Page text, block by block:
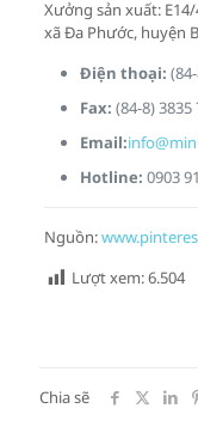
Xưởng sản xuất:
xã Đa Phước, huyện
Điện thoại:
Fax: (84-8) 3835
Email:
Hotline: 0903
Nguồn:
Lượt xem:6.504
Chia sẽ